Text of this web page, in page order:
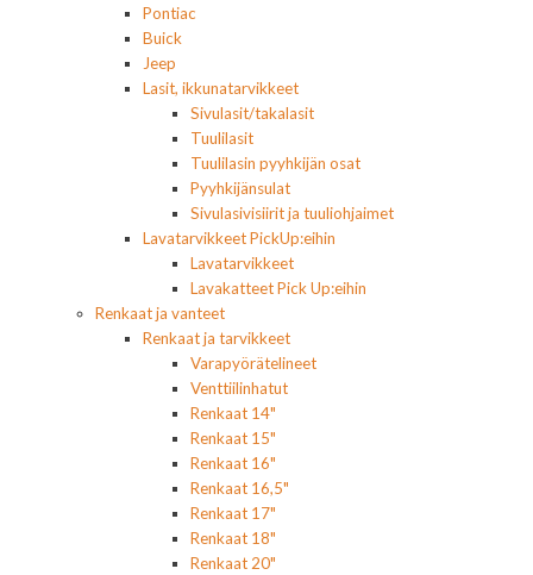
Pontiac
Buick
Jeep
Lasit, ikkunatarvikkeet
Sivulasit/takalasit
Tuulilasit
Tuulilasin pyyhkijän osat
Pyyhkijänsulat
Sivulasivisiirit ja tuuliohjaimet
Lavatarvikkeet PickUp:eihin
Lavatarvikkeet
Lavakatteet Pick Up:eihin
Renkaat ja vanteet
Renkaat ja tarvikkeet
Varapyörätelineet
Venttiilinhatut
Renkaat 14"
Renkaat 15"
Renkaat 16"
Renkaat 16,5"
Renkaat 17"
Renkaat 18"
Renkaat 20"